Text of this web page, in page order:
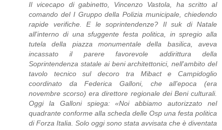
Il vicecapo di gabinetto, Vincenzo Vastola, ha scritto al
comando del I Gruppo della Polizia municipale, chiedendo
rapide verifiche. E le soprintendenze? Il suk di Natale
all'interno di una sfuggente festa politica, in spregio alla
tutela della piazza monumentale della basilica, aveva
incassato il parere favorevole addirittura della
Soprintendenza statale ai beni architettonici, nell'ambito del
tavolo tecnico sul decoro tra Mibact e Campidoglio
coordinato da Federica Galloni, che all'epoca (era
novembre scorso) era direttore regionale dei Beni culturali.
Oggi la Galloni spiega: «Noi abbiamo autorizzato nel
quadrante conforme alla scheda delle Osp una festa politica
di Forza Italia. Solo oggi sono stata avvisata che è diventata